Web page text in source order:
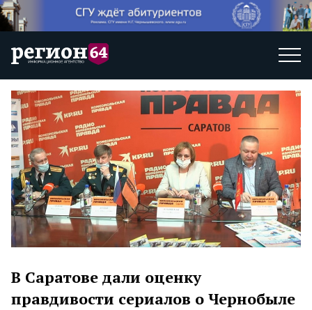
В Саратове дали оценку
правдивости сериалов о Чернобыле